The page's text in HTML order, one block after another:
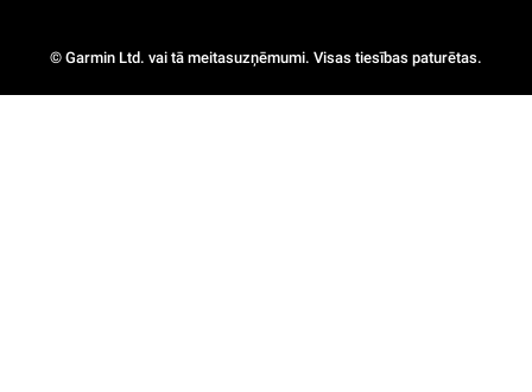
© Garmin Ltd. vai tā meitasuzņēmumi. Visas tiesības paturētas.